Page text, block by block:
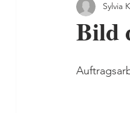
Bild
Sylvia